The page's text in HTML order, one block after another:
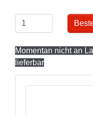
Momentan nicht an
lieferbar